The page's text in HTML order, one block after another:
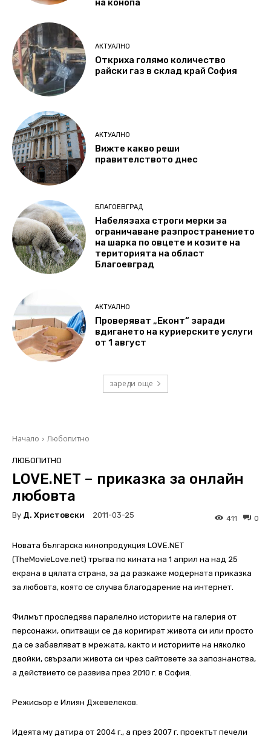
на конопа
АКТУАЛНО
Откриха голямо количество
райски газ в склад край София
АКТУАЛНО
Вижте какво реши
правителството днес
БЛАГОЕВГРАД
Набелязаха строги мерки за
ограничаване разпространението
на шарка по овцете и козите на
територията на област
Благоевград
АКТУАЛНО
Проверяват „Еконт“ заради
вдигането на куриерските услуги
от 1 август
зареди още